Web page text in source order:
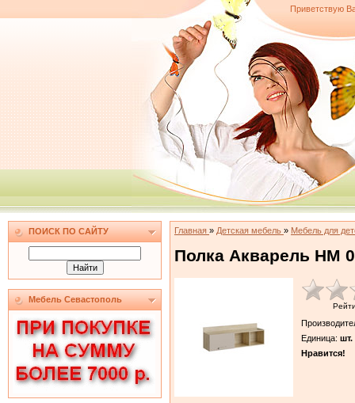
Приветствую
ПОИСК ПО САЙТУ
Мебель Севастополь
Главная » Детская мебель » Мебель для
Полка Акварель НМ
Единица: шт.
Нравится!